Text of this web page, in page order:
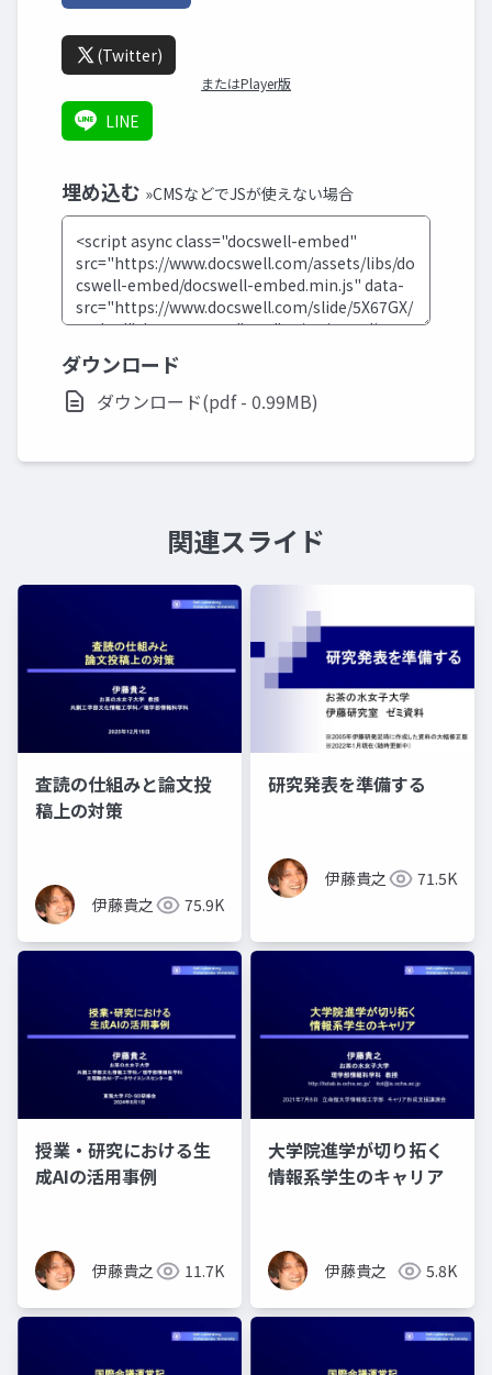
(Twitter)
またはPlayer版
LINE
埋め込む »CMSなどでJSが使えない場合
ダウンロード
ダウンロード(pdf - 0.99MB)
関連スライド
査読の仕組みと論文投
稿上の対策
伊藤貴之 75.9K
研究発表を準備する
伊藤貴之 71.5K
授業・研究における生
成AIの活用事例
伊藤貴之 11.7K
大学院進学が切り拓く
情報系学生のキャリア
伊藤貴之 5.8K